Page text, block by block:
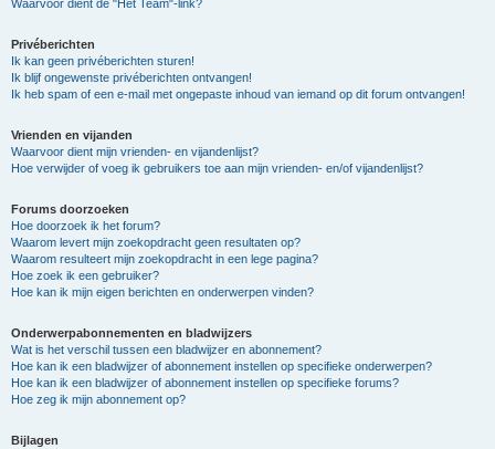
Waarvoor dient de "Het Team"-link?
Privéberichten
Ik kan geen privéberichten sturen!
Ik blijf ongewenste privéberichten ontvangen!
Ik heb spam of een e-mail met ongepaste inhoud van iemand op dit forum ontvangen!
Vrienden en vijanden
Waarvoor dient mijn vrienden- en vijandenlijst?
Hoe verwijder of voeg ik gebruikers toe aan mijn vrienden- en/of vijandenlijst?
Forums doorzoeken
Hoe doorzoek ik het forum?
Waarom levert mijn zoekopdracht geen resultaten op?
Waarom resulteert mijn zoekopdracht in een lege pagina?
Hoe zoek ik een gebruiker?
Hoe kan ik mijn eigen berichten en onderwerpen vinden?
Onderwerpabonnementen en bladwijzers
Wat is het verschil tussen een bladwijzer en abonnement?
Hoe kan ik een bladwijzer of abonnement instellen op specifieke onderwerpen?
Hoe kan ik een bladwijzer of abonnement instellen op specifieke forums?
Hoe zeg ik mijn abonnement op?
Bijlagen